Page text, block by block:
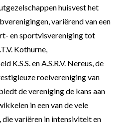
huisvest het
variërend van een
en sportvisvereniging tot
Kothurne,
K.S.S. en A.S.R.V. Nereus, de
roeivereniging van
de vereniging de kans aan
in een van de vele
die variëren in intensiviteit en